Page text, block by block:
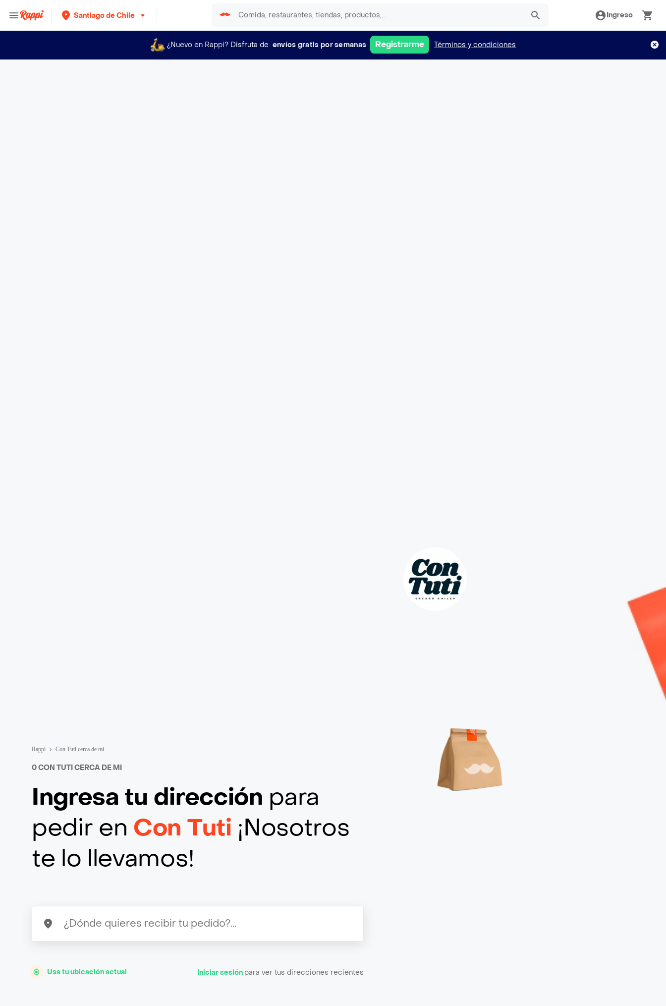
Santiago de Chile Ingreso
¿Nuevo en Rappi? Disfruta de envíos gratis por semanas Registrarme Términos y condiciones
Rappi Con Tuti cerca de mi
0 CON TUTI CERCA DE MI
Ingresa tu dirección para
pedir en Con Tuti ¡Nosotros
te lo llevamos!
Usa tu ubicación actual Iniciar sesión para ver tus direcciones recientes